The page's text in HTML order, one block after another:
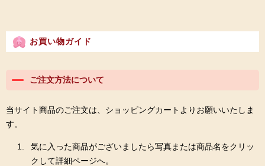
お買い物ガイド
ご注文方法について
当サイト商品のご注文は、ショッピングカートよりお願いいたしま
す。
気に入った商品がございましたら写真または商品名をクリッ
クして詳細ページへ。